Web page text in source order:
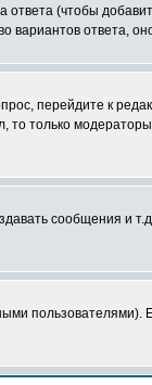
(чтобы
вариантов ответа,
перейдите к
то только
сообщения и